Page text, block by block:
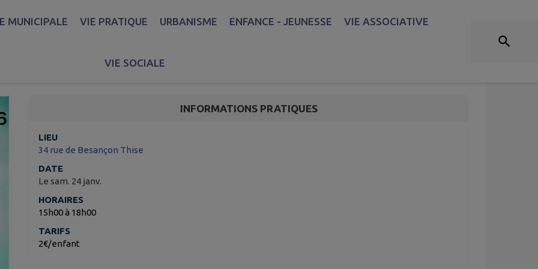
MUNICIPALE VIE PRATIQUE URBANISME ENFANCE - JEUNESSE VIE ASSOCIATIVE
VIE SOCIALE
INFORMATIONS PRATIQUES
LIEU
34 rue de Besançon Thise
DATE
Le sam. 24 janv.
HORAIRES
15h00 à 18h00
TARIFS
2€/enfant